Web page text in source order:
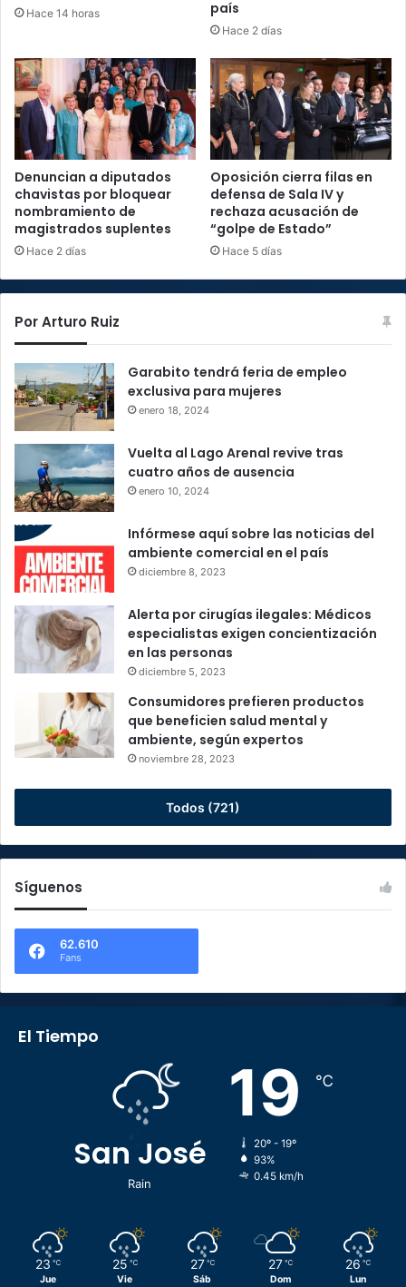
Hace 14 horas país
Hace 2 días
Denuncian a diputados
chavistas por bloquear
nombramiento de
magistrados suplentes
Hace 2 días
Oposición cierra filas en
defensa de Sala IV y
rechaza acusación de
“golpe de Estado”
Hace 5 días
Por Arturo Ruiz
Garabito tendrá feria de empleo
exclusiva para mujeres
enero 18, 2024
Vuelta al Lago Arenal revive tras
cuatro años de ausencia
enero 10, 2024
Infórmese aquí sobre las noticias del
ambiente comercial en el país
diciembre 8, 2023
Alerta por cirugías ilegales: Médicos
especialistas exigen concientización
en las personas
diciembre 5, 2023
Consumidores prefieren productos
que beneficien salud mental y
ambiente, según expertos
noviembre 28, 2023
Todos (721)
Síguenos
62.610
Fans
El Tiempo
San José
Rain
19 ℃
20º - 19º
93%
0.45 km/h
23 ℃
Jue
25 ℃
Vie
27 ℃
Sáb
27 ℃
Dom
26 ℃
Lun